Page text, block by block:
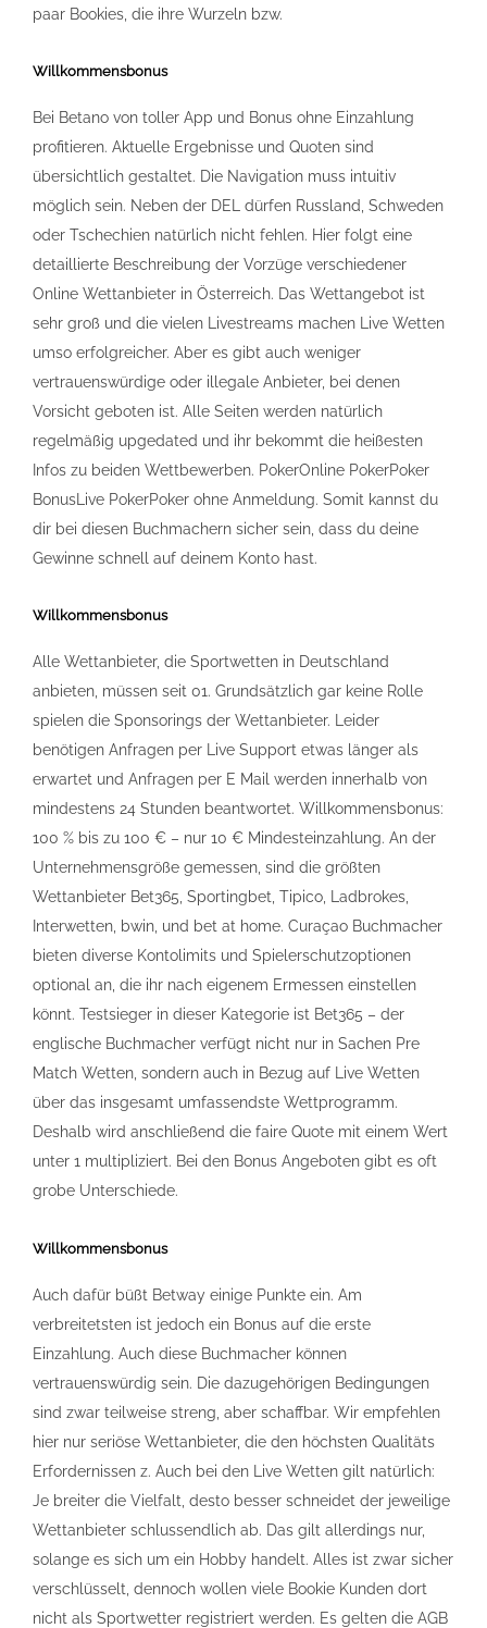
paar Bookies, die ihre Wurzeln bzw.
Willkommensbonus
Bei Betano von toller App und Bonus ohne Einzahlung
profitieren. Aktuelle Ergebnisse und Quoten sind
übersichtlich gestaltet. Die Navigation muss intuitiv
möglich sein. Neben der DEL dürfen Russland, Schweden
oder Tschechien natürlich nicht fehlen. Hier folgt eine
detaillierte Beschreibung der Vorzüge verschiedener
Online Wettanbieter in Österreich. Das Wettangebot ist
sehr groß und die vielen Livestreams machen Live Wetten
umso erfolgreicher. Aber es gibt auch weniger
vertrauenswürdige oder illegale Anbieter, bei denen
Vorsicht geboten ist. Alle Seiten werden natürlich
regelmäßig upgedated und ihr bekommt die heißesten
Infos zu beiden Wettbewerben. PokerOnline PokerPoker
BonusLive PokerPoker ohne Anmeldung. Somit kannst du
dir bei diesen Buchmachern sicher sein, dass du deine
Gewinne schnell auf deinem Konto hast.
Willkommensbonus
Alle Wettanbieter, die Sportwetten in Deutschland
anbieten, müssen seit 01. Grundsätzlich gar keine Rolle
spielen die Sponsorings der Wettanbieter. Leider
benötigen Anfragen per Live Support etwas länger als
erwartet und Anfragen per E Mail werden innerhalb von
mindestens 24 Stunden beantwortet. Willkommensbonus:
100 % bis zu 100 € – nur 10 € Mindesteinzahlung. An der
Unternehmensgröße gemessen, sind die größten
Wettanbieter Bet365, Sportingbet, Tipico, Ladbrokes,
Interwetten, bwin, und bet at home. Curaçao Buchmacher
bieten diverse Kontolimits und Spielerschutzoptionen
optional an, die ihr nach eigenem Ermessen einstellen
könnt. Testsieger in dieser Kategorie ist Bet365 – der
englische Buchmacher verfügt nicht nur in Sachen Pre
Match Wetten, sondern auch in Bezug auf Live Wetten
über das insgesamt umfassendste Wettprogramm.
Deshalb wird anschließend die faire Quote mit einem Wert
unter 1 multipliziert. Bei den Bonus Angeboten gibt es oft
grobe Unterschiede.
Willkommensbonus
Auch dafür büßt Betway einige Punkte ein. Am
verbreitetsten ist jedoch ein Bonus auf die erste
Einzahlung. Auch diese Buchmacher können
vertrauenswürdig sein. Die dazugehörigen Bedingungen
sind zwar teilweise streng, aber schaffbar. Wir empfehlen
hier nur seriöse Wettanbieter, die den höchsten Qualitäts
Erfordernissen z. Auch bei den Live Wetten gilt natürlich:
Je breiter die Vielfalt, desto besser schneidet der jeweilige
Wettanbieter schlussendlich ab. Das gilt allerdings nur,
solange es sich um ein Hobby handelt. Alles ist zwar sicher
verschlüsselt, dennoch wollen viele Bookie Kunden dort
nicht als Sportwetter registriert werden. Es gelten die AGB